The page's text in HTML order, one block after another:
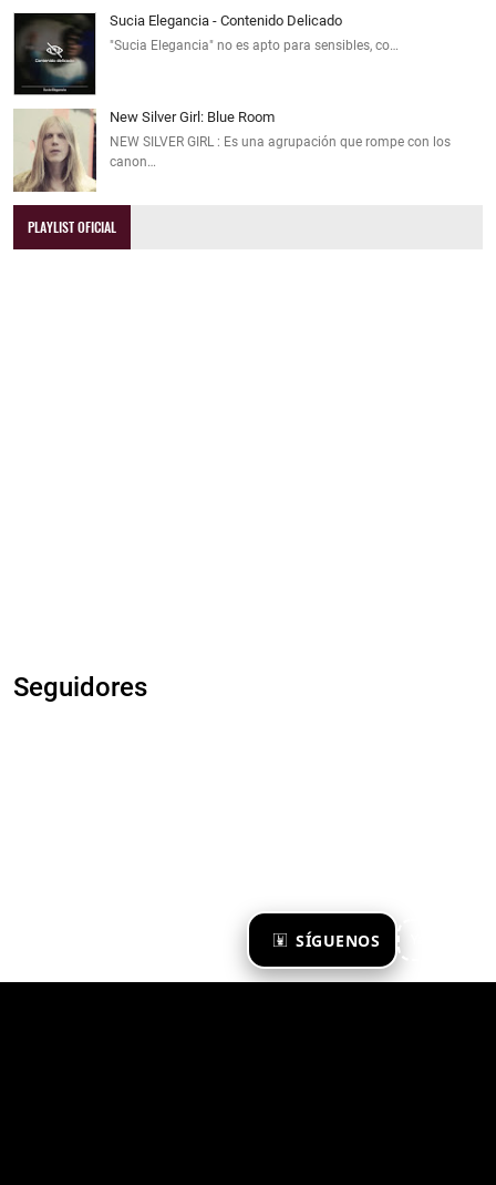
SÍGUENOS
Sucia Elegancia - Contenido Delicado
"Sucia Elegancia" no es apto para sensibles, co…
New Silver Girl: Blue Room
NEW SILVER GIRL : Es una agrupación que rompe con los
canon…
PLAYLIST OFICIAL
Seguidores